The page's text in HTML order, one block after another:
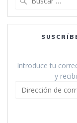
Introduce tu
y